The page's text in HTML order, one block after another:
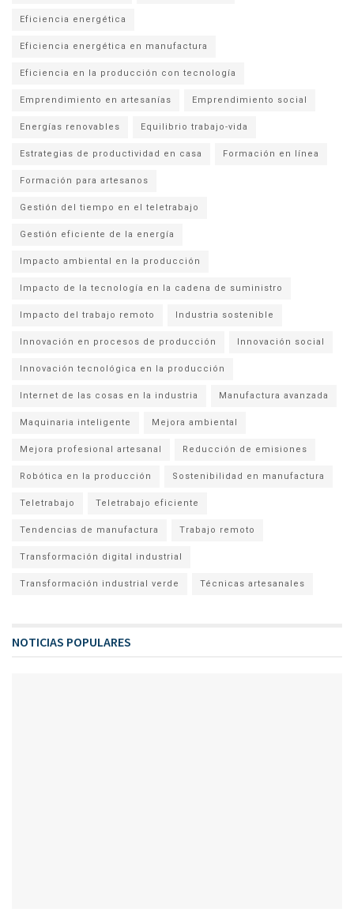
Eficiencia energética
Eficiencia energética en manufactura
Eficiencia en la producción con tecnología
Emprendimiento en artesanías Emprendimiento social
Energías renovables Equilibrio trabajo-vida
Estrategias de productividad en casa Formación en línea
Formación para artesanos
Gestión del tiempo en el teletrabajo
Gestión eficiente de la energía
Impacto ambiental en la producción
Impacto de la tecnología en la cadena de suministro
Impacto del trabajo remoto Industria sostenible
Innovación en procesos de producción Innovación social
Innovación tecnológica en la producción
Internet de las cosas en la industria Manufactura avanzada
Maquinaria inteligente Mejora ambiental
Mejora profesional artesanal Reducción de emisiones
Robótica en la producción Sostenibilidad en manufactura
Teletrabajo Teletrabajo eficiente
Tendencias de manufactura Trabajo remoto
Transformación digital industrial
Transformación industrial verde Técnicas artesanales
NOTICIAS POPULARES